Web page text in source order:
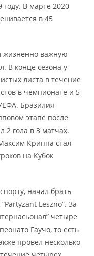
В марте 2020
в 45
жизненно важную
В конце сезона у
листа в течение
в чемпионате и 5
Бразилия
этапе после
2 гола в 3 матчах.
Криппа стал
на Кубок
начал брать
Leszno”. За
четыре
Гаучо, то есть
провел несколько